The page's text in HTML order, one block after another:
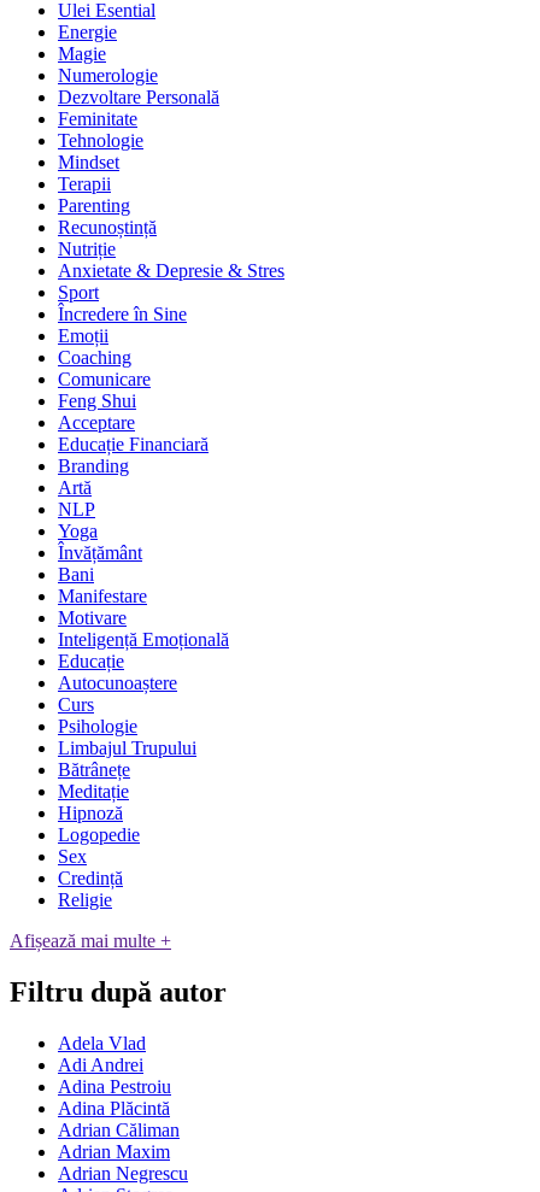
Ulei Esential
Energie
Magie
Numerologie
Dezvoltare Personală
Feminitate
Tehnologie
Mindset
Terapii
Parenting
Recunoștință
Nutriție
Anxietate & Depresie & Stres
Sport
Încredere în Sine
Emoții
Coaching
Comunicare
Feng Shui
Acceptare
Educație Financiară
Branding
Artă
NLP
Yoga
Învățământ
Bani
Manifestare
Motivare
Inteligență Emoțională
Educație
Autocunoaștere
Curs
Psihologie
Limbajul Trupului
Bătrânețe
Meditație
Hipnoză
Logopedie
Sex
Credință
Religie
Afișează mai multe +
Filtru după autor
Adela Vlad
Adi Andrei
Adina Pestroiu
Adina Plăcintă
Adrian Căliman
Adrian Maxim
Adrian Negrescu